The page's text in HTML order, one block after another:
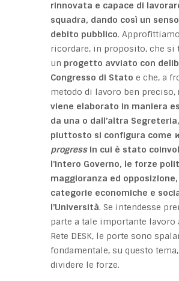
rinnovata e capace di
squadra, dando così un
debito pubblico.
ricordare, in proposito, che si
un progetto avviato con
Congresso di Stato e che, a
metodo di lavoro ben preciso,
viene elaborato in maniera
da una o dall’altra
piuttosto si configura come
progressin cui è stato
l’intero Governo, le forze
maggioranza ed
categorie economiche e
l’Università. Se intendesse
parte a tale importante lavoro
Rete DESK, le porte sono
fondamentale, su questo
dividere le forze.